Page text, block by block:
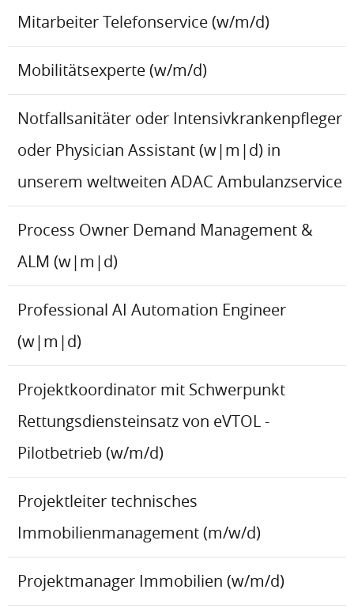
Mitarbeiter Telefonservice (w/m/d)
Mobilitätsexperte (w/m/d)
Notfallsanitäter oder Intensivkrankenpfleger
oder Physician Assistant (w|m|d) in
unserem weltweiten ADAC Ambulanzservice
Process Owner Demand Management &
ALM (w|m|d)
Professional AI Automation Engineer
(w|m|d)
Projektkoordinator mit Schwerpunkt
Rettungsdiensteinsatz von eVTOL -
Pilotbetrieb (w/m/d)
Projektleiter technisches
Immobilienmanagement (m/w/d)
Projektmanager Immobilien (w/m/d)